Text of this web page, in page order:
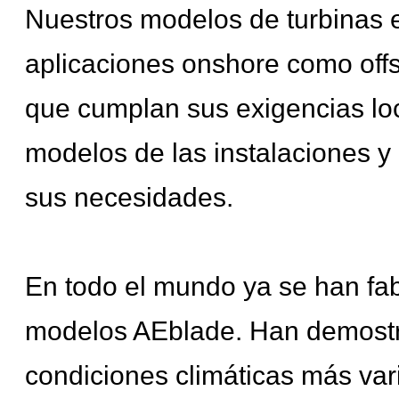
Nuestros modelos de turbinas
aplicaciones onshore como
que cumplan sus exigencias
modelos de las instalaciones
sus necesidades.
En todo el mundo ya se han
modelos AEblade. Han
condiciones climáticas más